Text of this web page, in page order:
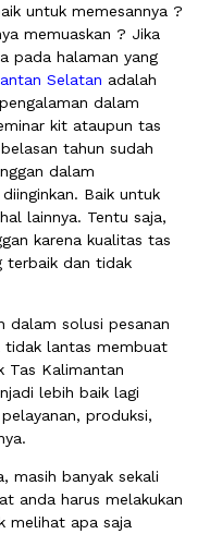
untuk memesannya ?
memuaskan ? Jika
pada halaman yang
Selatan adalah
dalam
kit ataupun tas
tahun sudah
dalam
Baik untuk
lainnya. Tentu saja,
karena kualitas tas
terbaik dan tidak
dalam solusi pesanan
tidak lantas membuat
Tas Kalimantan
lebih baik lagi
produksi,
masih banyak sekali
anda harus melakukan
melihat apa saja